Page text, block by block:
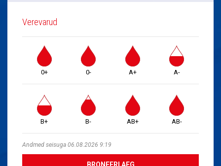
Verevarud
0+ 0- A+ A-
B+ B- AB+ AB-
Andmed seisuga 06.08.2026 9:19